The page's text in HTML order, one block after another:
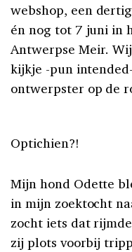
webshop, een
én nog tot 7 juni in
Antwerpse Meir.
kijkje -pun
ontwerpster op de
Optichien?!
Mijn hond Odette
in mijn zoektocht
zocht iets dat
zij plots voorbij